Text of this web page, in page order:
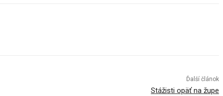
Ďalší článok
Stážisti opäť na župe